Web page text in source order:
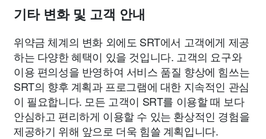
기타 변화 및 고객 안내
위약금 체계의 변화 외에도 SRT에서 고객에게 제공
하는 다양한 혜택이 있을 것입니다. 고객의 요구와
이용 편의성을 반영하여 서비스 품질 향상에 힘쓰는
SRT의 향후 계획과 프로그램에 대한 지속적인 관심
이 필요합니다. 모든 고객이 SRT를 이용할 때 보다
안심하고 편리하게 이용할 수 있는 환상적인 경험을
제공하기 위해 앞으로 더욱 힘쓸 계획입니다.